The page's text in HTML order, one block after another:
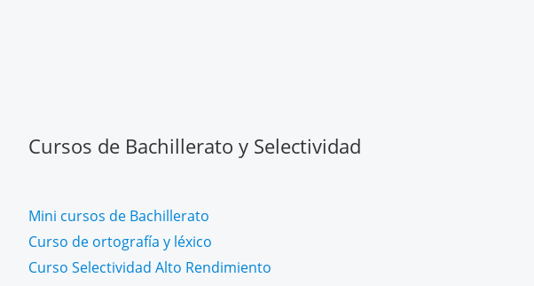
Cursos de Bachillerato y Selectividad
Mini cursos de Bachillerato
Curso de ortografía y léxico
Curso Selectividad Alto Rendimiento